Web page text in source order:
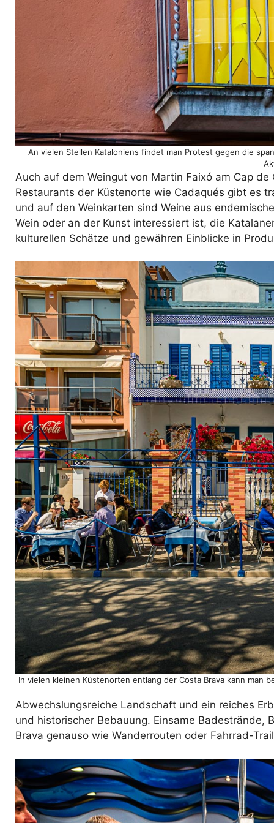
An vielen Stellen Kataloniens findet man Protest gegen die
Auch auf dem Weingut von Martin Faixó am Cap
Restaurants der Küstenorte wie Cadaqués gibt es
und auf den Weinkarten sind Weine aus
Wein oder an der Kunst interessiert ist, die
kulturellen Schätze und gewähren Einblicke in
In vielen kleinen Küstenorten entlang der Costa Brava kann man
Abwechslungsreiche Landschaft und ein reiches
und historischer Bebauung. Einsame
Brava genauso wie Wanderrouten oder Fahrrad-